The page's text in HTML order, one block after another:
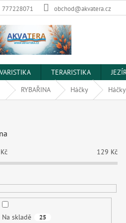
777228071 obchod@akvatera.cz
TERARISTIKA
Domů
RYBAŘINA Háčky
Kč 129 Kč
Na skladě 25